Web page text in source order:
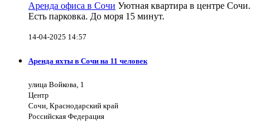
Аренда офиса в Сочи Уютная квартира в центре Сочи.
Есть парковка. До моря 15 минут.
14-04-2025 14:57
Аренда яхты в Сочи на 11 человек
улица Войкова, 1
Центр
Сочи, Краснодарский край
Российская Федерация